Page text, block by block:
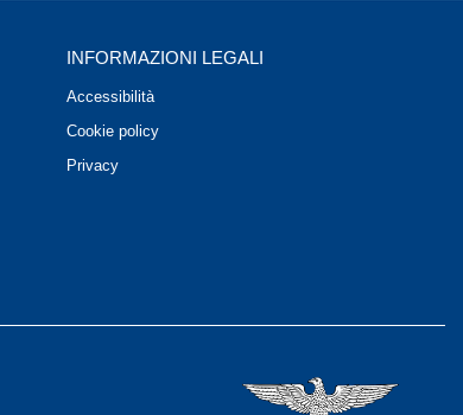
INFORMAZIONI LEGALI
Accessibilità
Cookie policy
Privacy